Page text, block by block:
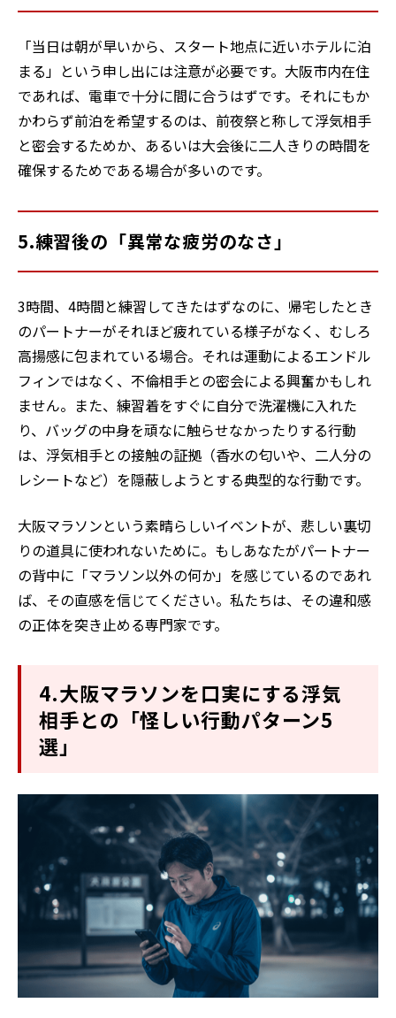
「当日は朝が早いから、スタート地点に近いホテルに泊
まる」という申し出には注意が必要です。大阪市内在住
であれば、電車で十分に間に合うはずです。それにもか
かわらず前泊を希望するのは、前夜祭と称して浮気相手
と密会するためか、あるいは大会後に二人きりの時間を
確保するためである場合が多いのです。
5.練習後の「異常な疲労のなさ」
3時間、4時間と練習してきたはずなのに、帰宅したとき
のパートナーがそれほど疲れている様子がなく、むしろ
高揚感に包まれている場合。それは運動によるエンドル
フィンではなく、不倫相手との密会による興奮かもしれ
ません。また、練習着をすぐに自分で洗濯機に入れた
り、バッグの中身を頑なに触らせなかったりする行動
は、浮気相手との接触の証拠（香水の匂いや、二人分の
レシートなど）を隠蔽しようとする典型的な行動です。
大阪マラソンという素晴らしいイベントが、悲しい裏切
りの道具に使われないために。もしあなたがパートナー
の背中に「マラソン以外の何か」を感じているのであれ
ば、その直感を信じてください。私たちは、その違和感
の正体を突き止める専門家です。
4.大阪マラソンを口実にする浮気
相手との「怪しい行動パターン5
選」